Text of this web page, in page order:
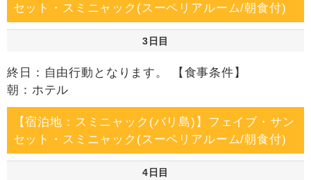
セット・スミニャック(スーペリアルーム/朝食付)
3日目
終日：自由行動となります。 【食事条件】
朝：ホテル
【宿泊地：スミニャック(バリ島)】フェイブ・サン
セット・スミニャック(スーペリアルーム/朝食付)
4日目